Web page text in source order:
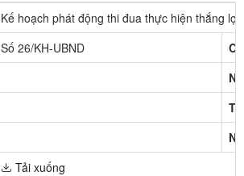
Kế hoạch phát động thi đua thực hiện thắng
Số 26/KH-UBND
Tải xuống